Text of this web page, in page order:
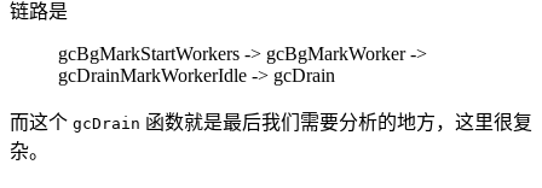
链路是
gcBgMarkStartWorkers -> gcBgMarkWorker ->
gcDrainMarkWorkerIdle -> gcDrain
而这个 gcDrain 函数就是最后我们需要分析的地方，这里很复
杂。